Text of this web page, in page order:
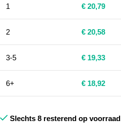
1 € 20,79
2 € 20,58
3-5 € 19,33
6+ € 18,92
Slechts 8 resterend op voorraad